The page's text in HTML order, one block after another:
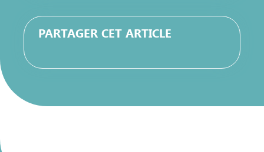
PARTAGER CET ARTICLE